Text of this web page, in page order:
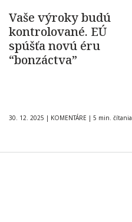
Vaše výroky budú
kontrolované. EÚ
spúšťa novú éru
“bonzáctva”
30. 12. 2025 | KOMENTÁRE | 5 min. čítania